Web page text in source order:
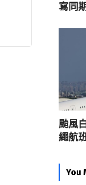
寫同
颱風
繩航
You